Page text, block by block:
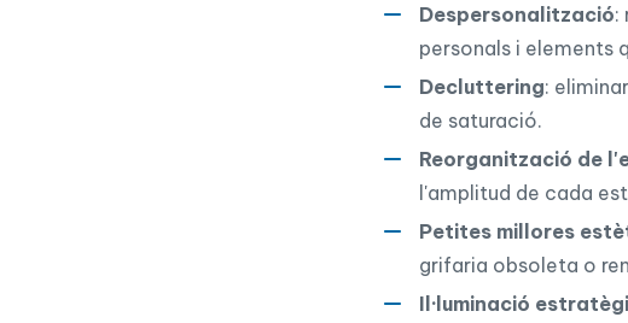
Despersonalització:
personals i elements
Decluttering:
de saturació.
Reorganització de
l'amplitud de cada
Petites millores
grifaria obsoleta o
Il·luminació